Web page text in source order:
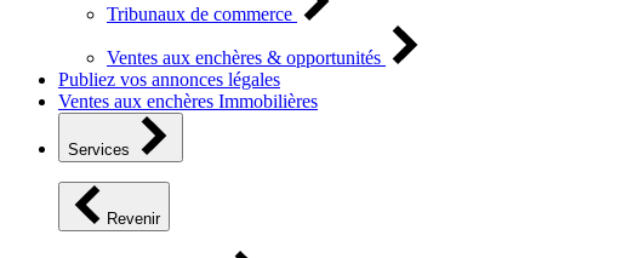
Tribunaux de commerce
Ventes aux enchères & opportunités
Publiez vos annonces légales
Ventes aux enchères Immobilières
Services
Revenir